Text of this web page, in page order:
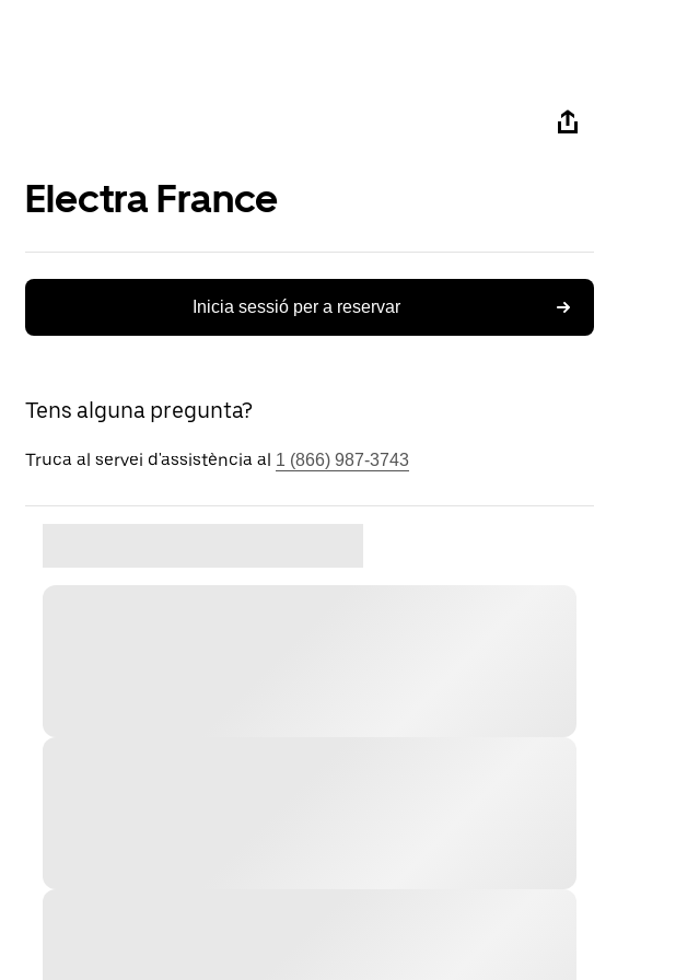
Electra France
Inicia sessió per a reservar
Tens alguna pregunta?
Truca al servei d'assistència al 1 (866) 987-3743